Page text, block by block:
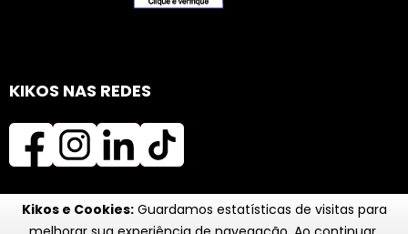
Kikos e Cookies:Guardamos estatísticas de visitas para
KIKOS NAS REDES